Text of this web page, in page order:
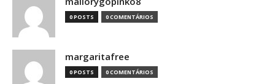
0 POSTS 0 COMENTÁRIOS
margaritafree
0 POSTS 0 COMENTÁRIOS